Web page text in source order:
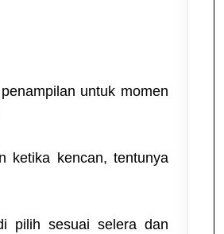
untuk momen
ketika kencan, tentunya
pilih sesuai selera dan